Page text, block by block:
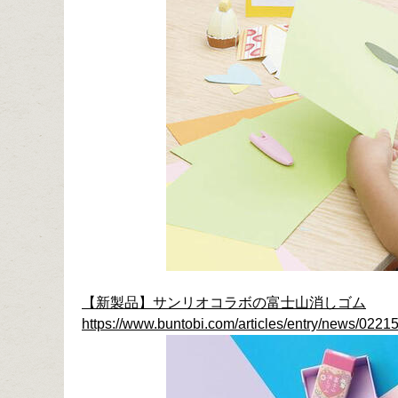
【新製品】サンリオコラボの富士山消しゴム
https://www.buntobi.com/articles/entry/news/